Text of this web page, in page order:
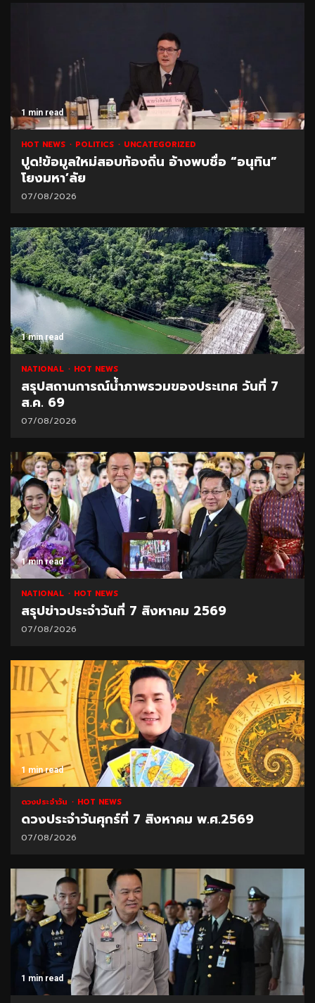
1 min read
HOT NEWS POLITICS UNCATEGORIZED
ปูด!ข้อมูลใหม่สอบท้องถิ่น อ้างพบชื่อ “อนุทิน”
โยงมหา’ลัย
07/08/2026
1 min read
NATIONAL HOT NEWS
สรุปสถานการณ์น้ำภาพรวมของประเทศ วันที่ 7
ส.ค. 69
07/08/2026
1 min read
NATIONAL HOT NEWS
สรุปข่าวประจำวันที่ 7 สิงหาคม 2569
07/08/2026
1 min read
ดวงประจำวัน HOT NEWS
ดวงประจำวันศุกร์ที่ 7 สิงหาคม พ.ศ.2569
07/08/2026
1 min read